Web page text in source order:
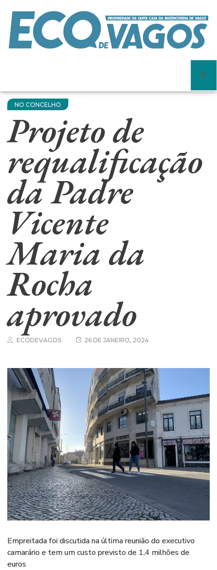
NO CONCELHO
Projeto de
requalificação
da Padre
Vicente
Maria da
Rocha
aprovado
ECODEVAGOS 26 DE JANEIRO, 2024
Empreitada foi discutida na última reunião do executivo
camarário e tem um custo previsto de 1,4 milhões de
euros